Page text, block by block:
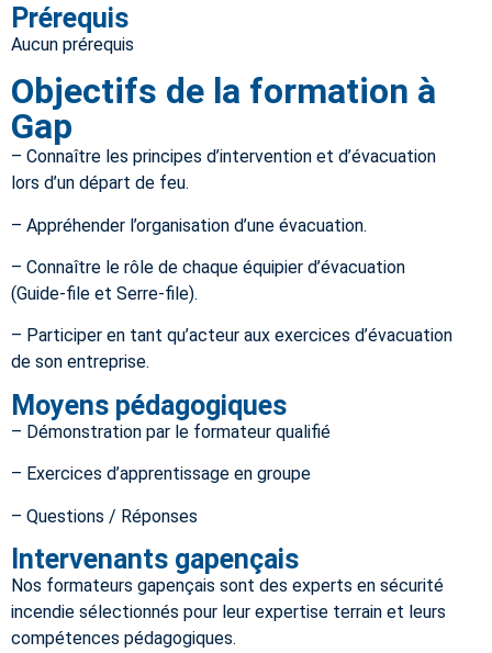
Prérequis
Aucun prérequis
Objectifs de la formation à
Gap
– Connaître les principes d’intervention et d’évacuation
lors d’un départ de feu.
– Appréhender l’organisation d’une évacuation.
– Connaître le rôle de chaque équipier d’évacuation
(Guide-file et Serre-file).
– Participer en tant qu’acteur aux exercices d’évacuation
de son entreprise.
Moyens pédagogiques
– Démonstration par le formateur qualifié
– Exercices d’apprentissage en groupe
– Questions / Réponses
Intervenants gapençais
Nos formateurs gapençais sont des experts en sécurité
incendie sélectionnés pour leur expertise terrain et leurs
compétences pédagogiques.